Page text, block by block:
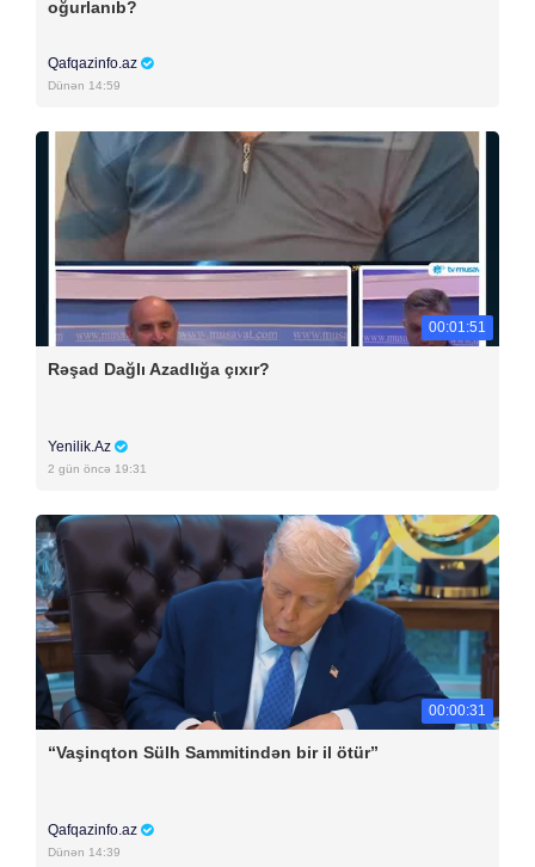
oğurlanıb?
Qafqazinfo.az
Dünən 14:59
00:01:51
Rəşad Dağlı Azadlığa çıxır?
Yenilik.Az
2 gün öncə 19:31
00:00:31
“Vaşinqton Sülh Sammitindən bir il ötür”
Qafqazinfo.az
Dünən 14:39